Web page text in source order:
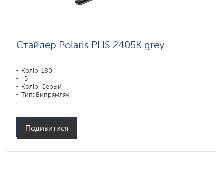
Стайлер Polaris PHS 2405K grey
Колір: 180
: 5
Колір: Серый
Тип: Випрямляч
Подивитися